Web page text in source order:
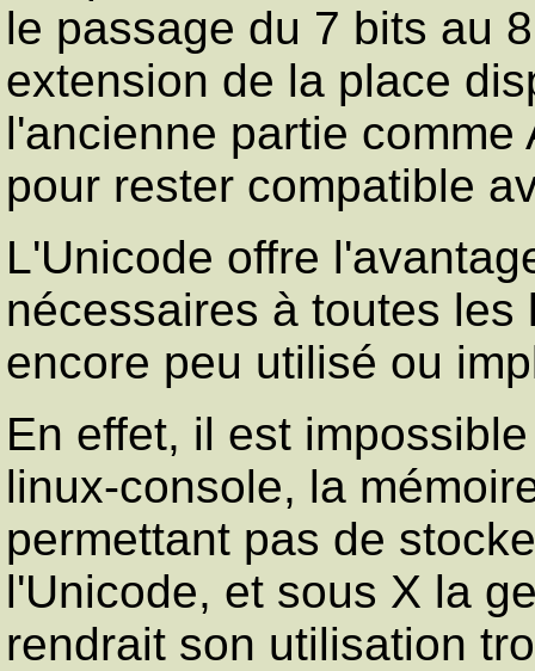
le passage du 7 bits au
extension de la place
l'ancienne partie
pour rester compatible
L'Unicode offre
nécessaires à toutes
encore peu utilisé ou
En effet, il est
linux-console, la
permettant pas de
l'Unicode, et sous X la
rendrait son utilisation